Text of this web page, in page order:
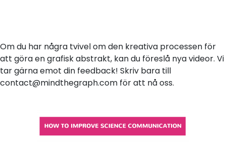
Om du har några tvivel om den kreativa processen för
att göra en grafisk abstrakt, kan du föreslå nya videor. Vi
tar gärna emot din feedback! Skriv bara till
contact@mindthegraph.com för att nå oss.